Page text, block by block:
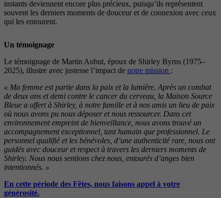
instants deviennent encore plus précieux, puisqu’ils représentent
souvent les derniers moments de douceur et de connexion avec ceux
qui les entourent.
Un témoignage
Le témoignage de Martin Aubut, époux de Shirley Byrns (1975–
2025), illustre avec justesse l’impact de notre mission :
« Ma femme est partie dans la paix et la lumière. Après un combat
de deux ans et demi contre le cancer du cerveau, la Maison Source
Bleue a offert à Shirley, à notre famille et à nos amis un lieu de paix
où nous avons pu nous déposer et nous ressourcer. Dans cet
environnement empreint de bienveillance, nous avons trouvé un
accompagnement exceptionnel, tant humain que professionnel. Le
personnel qualifié et les bénévoles, d’une authenticité rare, nous ont
guidés avec douceur et respect à travers les derniers moments de
Shirley. Nous nous sentions chez nous, entourés d’anges bien
intentionnés. »
En cette période des Fêtes, nous faisons appel à votre
générosité.